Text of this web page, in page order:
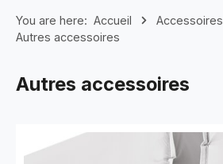
You are here: Accueil
Accessoires
Autres accessoires
Autres accessoires